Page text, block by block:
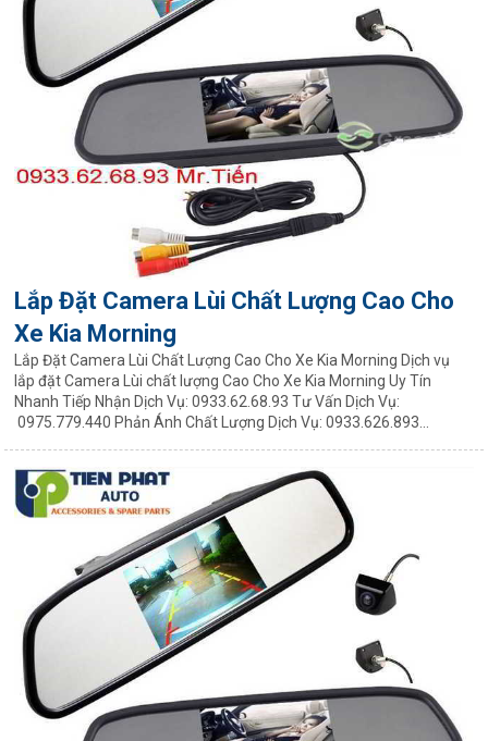
Lắp Đặt Camera Lùi Chất Lượng Cao Cho
Xe Kia Morning
Lắp Đặt Camera Lùi Chất Lượng Cao Cho Xe Kia Morning Dịch vụ
lắp đặt Camera Lùi chất lượng Cao Cho Xe Kia Morning Uy Tín
Nhanh Tiếp Nhận Dịch Vụ: 0933.62.68.93 Tư Vấn Dịch Vụ:
0975.779.440 Phản Ánh Chất Lượng Dịch Vụ: 0933.626.893...